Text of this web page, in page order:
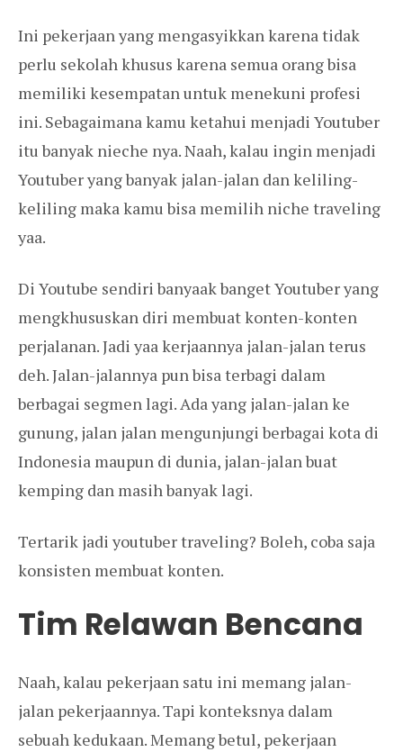
Ini pekerjaan yang mengasyikkan karena tidak
perlu sekolah khusus karena semua orang bisa
memiliki kesempatan untuk menekuni profesi
ini. Sebagaimana kamu ketahui menjadi Youtuber
itu banyak nieche nya. Naah, kalau ingin menjadi
Youtuber yang banyak jalan-jalan dan keliling-
keliling maka kamu bisa memilih niche traveling
yaa.
Di Youtube sendiri banyaak banget Youtuber yang
mengkhususkan diri membuat konten-konten
perjalanan. Jadi yaa kerjaannya jalan-jalan terus
deh. Jalan-jalannya pun bisa terbagi dalam
berbagai segmen lagi. Ada yang jalan-jalan ke
gunung, jalan jalan mengunjungi berbagai kota di
Indonesia maupun di dunia, jalan-jalan buat
kemping dan masih banyak lagi.
Tertarik jadi youtuber traveling? Boleh, coba saja
konsisten membuat konten.
Tim Relawan Bencana
Naah, kalau pekerjaan satu ini memang jalan-
jalan pekerjaannya. Tapi konteksnya dalam
sebuah kedukaan. Memang betul, pekerjaan